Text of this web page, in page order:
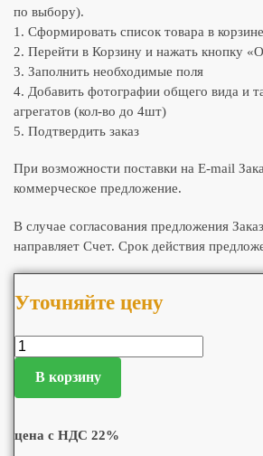
по выбору).
1. Сформировать список товара в
2. Перейти в Корзину и нажать кнопку
3. Заполнить необходимые поля
4. Добавить фотографии общего вида и
агрегатов (кол-во до 4шт)
5. Подтвердить заказ
При возможности поставки на E-mail
коммерческое предложение.
В случае согласования предложения
направляет Счет. Срок действия
Уточняйте цену
В корзину
цена с НДС 22%